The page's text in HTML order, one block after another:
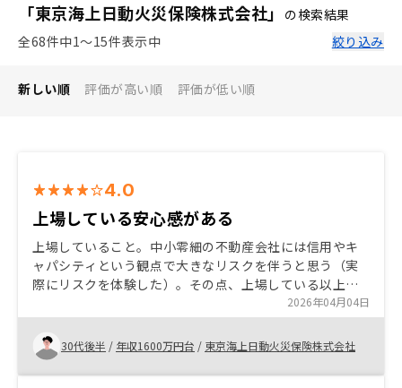
「東京海上日動火災保険株式会社」
の検索結果
全68件中1〜15件表示中
絞り込み
新しい順 評価が高い順 評価が低い順
4.0
上場している安心感がある
上場していること。中小零細の不動産会社には信用やキ
ャパシティという観点で大きなリスクを伴うと思う（実
際にリスクを体験した）。その点、上場している以上は
リスク管理の基準も高いと考えている。また、営業の方
は非常に細かいところまでチェックしており、その点も
気に入っている。 アマギフの紹介キャンペーンで、どう
すればアマギフがもらえるのかちゃんと書くべきだと思
う。紹介だけじゃもらえない。
2026年04月04日
30代後半 / 年収1600万円台 / 東京海上日動火災保険株式会社